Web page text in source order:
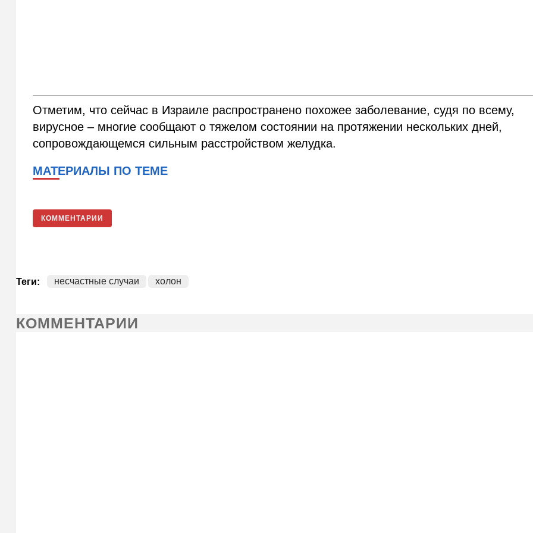
Отметим, что сейчас в Израиле распространено похожее заболевание, судя по всему,
вирусное – многие сообщают о тяжелом состоянии на протяжении нескольких дней,
сопровождающемся сильным расстройством желудка.
МАТЕРИАЛЫ ПО ТЕМЕ
КОММЕНТАРИИ
Теги: несчастные случаи холон
КОММЕНТАРИИ